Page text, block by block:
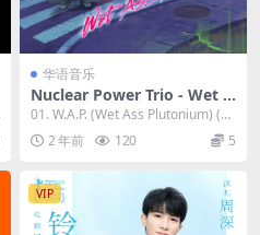
华语音乐
Nuclear Power Trio - Wet A
ss Plutonium 2023 [24Bit/4
8kHz] [Hi-Res Flac 501MB]
01. W.A.P. (Wet Ass Plutonium) (5:
05) 02...
2 年前 120 5
VIP